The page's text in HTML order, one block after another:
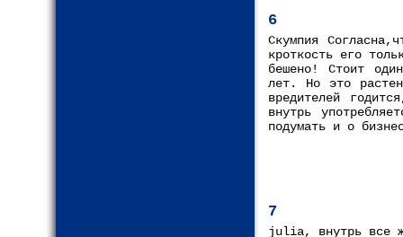
6
Скумпия
кроткость его
бешено! Стоит
лет. Но это
вредителей
внутрь
подумать и о
7
julia, внутрь все